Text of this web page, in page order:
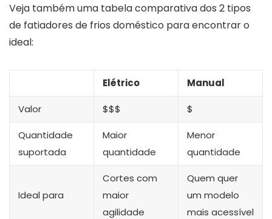
Veja também uma tabela comparativa dos 2 tipos
de fatiadores de frios doméstico para encontrar o
ideal:
Elétrico Manual
Valor $$$ $
Quantidade
suportada
Maior
quantidade
Menor
quantidade
Ideal para
Cortes com
maior
agilidade
Quem quer
um modelo
mais acessível